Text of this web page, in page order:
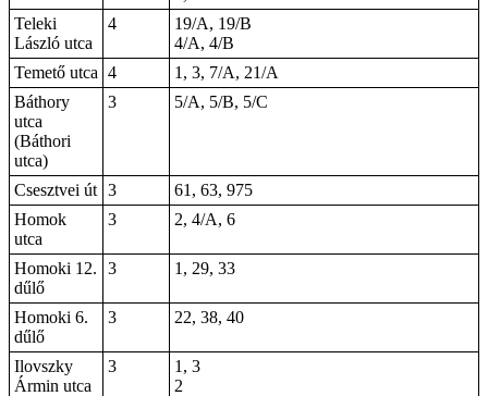
Teleki
László utca
4
19/A, 19/B
4/A, 4/B
Temető utca 4
1, 3, 7/A, 21/A
Báthory
utca
(Báthori
utca)
3 5/A, 5/B, 5/C
Csesztvei út 3
61, 63, 975
Homok
utca
3 2, 4/A, 6
Homoki 12.
dűlő
3 1, 29, 33
Homoki 6.
dűlő
3 22, 38, 40
Ilovszky
Ármin utca
3
1, 3
2